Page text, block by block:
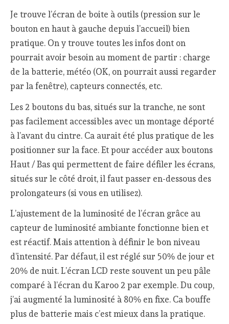
Je trouve l’écran de boite à outils (pression sur le
bouton en haut à gauche depuis l’accueil) bien
pratique. On y trouve toutes les infos dont on
pourrait avoir besoin au moment de partir : charge
de la batterie, météo (OK, on pourrait aussi regarder
par la fenêtre), capteurs connectés, etc.
Les 2 boutons du bas, situés sur la tranche, ne sont
pas facilement accessibles avec un montage déporté
à l’avant du cintre. Ca aurait été plus pratique de les
positionner sur la face. Et pour accéder aux boutons
Haut / Bas qui permettent de faire défiler les écrans,
situés sur le côté droit, il faut passer en-dessous des
prolongateurs (si vous en utilisez).
L’ajustement de la luminosité de l’écran grâce au
capteur de luminosité ambiante fonctionne bien et
est réactif. Mais attention à définir le bon niveau
d’intensité. Par défaut, il est réglé sur 50% de jour et
20% de nuit. L’écran LCD reste souvent un peu pâle
comparé à l’écran du Karoo 2 par exemple. Du coup,
j’ai augmenté la luminosité à 80% en fixe. Ca bouffe
plus de batterie mais c’est mieux dans la pratique.